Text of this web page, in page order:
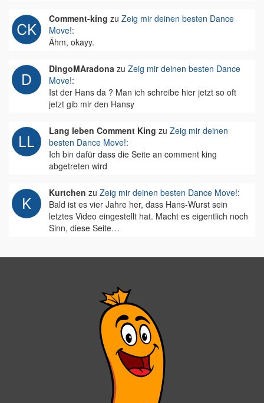
Comment-king zu Zeig mir deinen besten Dance
Move!:
Ähm, okayy.
DingoMAradona zu Zeig mir deinen besten Dance
Move!:
Ist der Hans da ? Man ich schreibe hier jetzt so oft
jetzt gib mir den Hansy
Lang leben Comment King zu Zeig mir deinen
besten Dance Move!:
Ich bin dafür dass die Seite an comment king
abgetreten wird
Kurtchen zu Zeig mir deinen besten Dance Move!:
Bald ist es vier Jahre her, dass Hans-Wurst sein
letztes Video eingestellt hat. Macht es eigentlich noch
Sinn, diese Seite…